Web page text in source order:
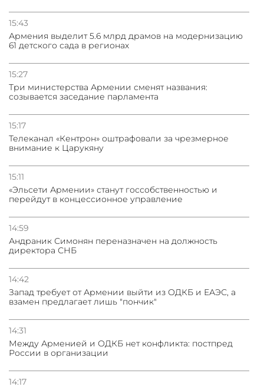
15:43
Армения выделит 5.6 млрд драмов на модернизацию
61 детского сада в регионах
15:27
Три министерства Армении сменят названия:
созывается заседание парламента
15:17
Телеканал «Кентрон» оштрафовали за чрезмерное
внимание к Царукяну
15:11
«Эльсети Армении» станут госсобственностью и
перейдут в концессионное управление
14:59
Андраник Симонян переназначен на должность
директора СНБ
14:42
Запад требует от Армении выйти из ОДКБ и ЕАЭС, а
взамен предлагает лишь "пончик"
14:31
Между Арменией и ОДКБ нет конфликта: постпред
России в организации
14:17